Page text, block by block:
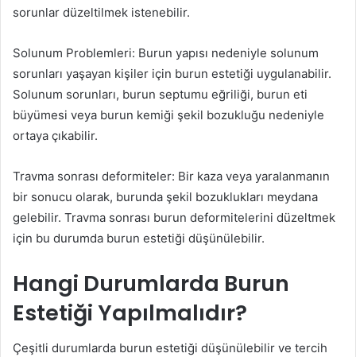
sorunlar düzeltilmek istenebilir.
Solunum Problemleri: Burun yapısı nedeniyle solunum
sorunları yaşayan kişiler için burun estetiği uygulanabilir.
Solunum sorunları, burun septumu eğriliği, burun eti
büyümesi veya burun kemiği şekil bozukluğu nedeniyle
ortaya çıkabilir.
Travma sonrası deformiteler: Bir kaza veya yaralanmanın
bir sonucu olarak, burunda şekil bozuklukları meydana
gelebilir. Travma sonrası burun deformitelerini düzeltmek
için bu durumda burun estetiği düşünülebilir.
Hangi Durumlarda Burun
Estetiği Yapılmalıdır?
Çeşitli durumlarda burun estetiği düşünülebilir ve tercih